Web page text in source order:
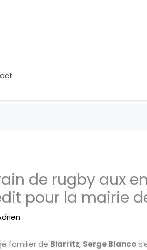
de rugby aux
pour la mairie
familier de Biarritz, Serge Blanco